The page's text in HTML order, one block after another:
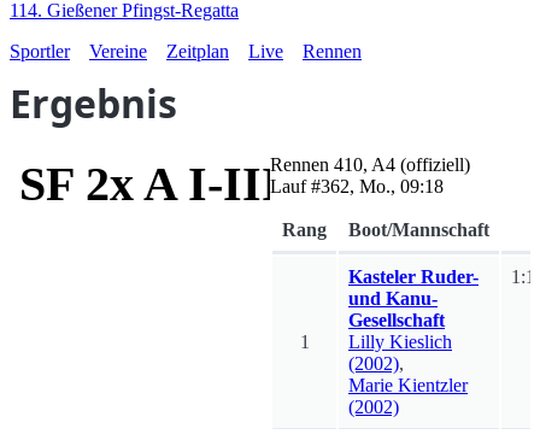
114. Gießener Pfingst-Regatta
Sportler
Vereine Zeitplan Live Rennen
Ergebnis
SF 2x A I-IIIRennen 410, A4 (offiziell)
Lauf #362, Mo., 09:18
Rang Boot/Mannschaft
1
Kasteler Ruder-
und Kanu-
Gesellschaft
Lilly Kieslich
(2002),
Marie Kientzler
(2002)